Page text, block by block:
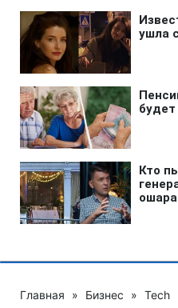
Главная » Бизнес » Tech